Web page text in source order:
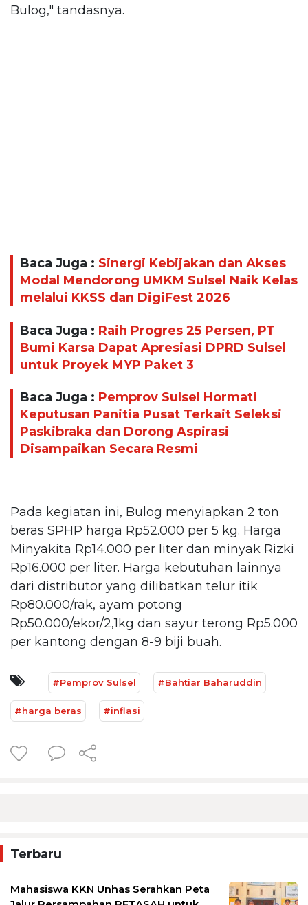
Bulog," tandasnya.
Baca Juga : Sinergi Kebijakan dan Akses
Modal Mendorong UMKM Sulsel Naik Kelas
melalui KKSS dan DigiFest 2026
Baca Juga : Raih Progres 25 Persen, PT
Bumi Karsa Dapat Apresiasi DPRD Sulsel
untuk Proyek MYP Paket 3
Baca Juga : Pemprov Sulsel Hormati
Keputusan Panitia Pusat Terkait Seleksi
Paskibraka dan Dorong Aspirasi
Disampaikan Secara Resmi
Pada kegiatan ini, Bulog menyiapkan 2 ton
beras SPHP harga Rp52.000 per 5 kg. Harga
Minyakita Rp14.000 per liter dan minyak Rizki
Rp16.000 per liter. Harga kebutuhan lainnya
dari distributor yang dilibatkan telur itik
Rp80.000/rak, ayam potong
Rp50.000/ekor/2,1kg dan sayur terong Rp5.000
per kantong dengan 8-9 biji buah.
#Pemprov Sulsel #Bahtiar Baharuddin
#harga beras #inflasi
Terbaru
Mahasiswa KKN Unhas Serahkan Peta